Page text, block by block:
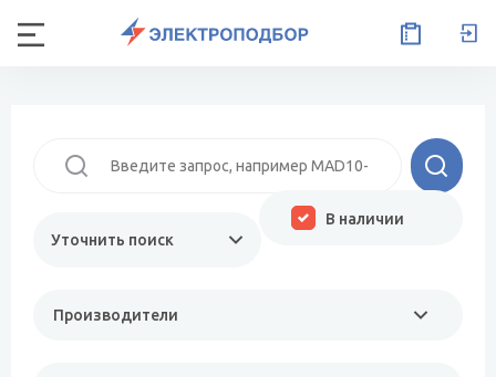
Уточнить поиск
Производители
В наличии